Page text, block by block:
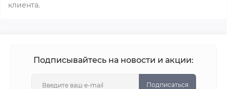
клиента.
Подписывайтесь на новости и акции:
Подписаться